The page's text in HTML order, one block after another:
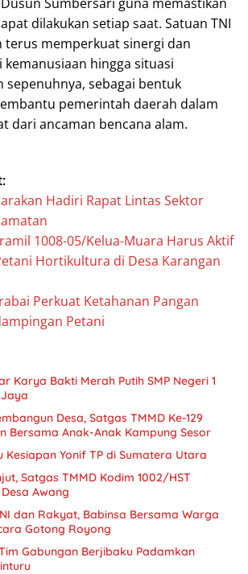
dilakukan setiap saat. Satuan TNI
terus memperkuat sinergi dan
kemanusiaan hingga situasi
sepenuhnya, sebagai bentuk
pemerintah daerah dalam
dari ancaman bencana alam.
Hadiri Rapat Lintas Sektor
1008-05/Kelua-Muara Harus Aktif
Hortikultura di Desa Karangan
Perkuat Ketahanan Pangan
Petani
Karya Bakti Merah Putih SMP Negeri 1
Desa, Satgas TMMD Ke-129
Bersama Anak-Anak Kampung Sesor
Kesiapan Yonif TP di Sumatera Utara
Satgas TMMD Kodim 1002/HST
Awang
dan Rakyat, Babinsa Bersama Warga
Gotong Royong
Gabungan Berjibaku Padamkan